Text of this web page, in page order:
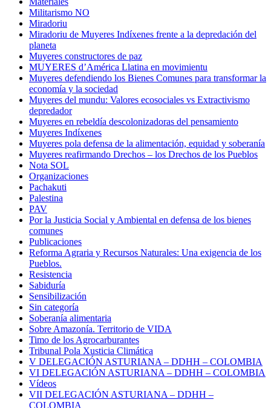
Militarismo NO
Miradoriu
Miradoriu de Muyeres Indíxenes frente a la depredación del
planeta
Muyeres constructores de paz
MUYERES d’América Llatina en movimientu
Muyeres defendiendo los Bienes Comunes para transformar la
economía y la sociedad
Muyeres del mundu: Valores ecosociales vs Extractivismo
depredador
Muyeres en rebeldía descolonizadoras del pensamiento
Muyeres Indíxenes
Muyeres pola defensa de la alimentación, equidad y soberanía
Muyeres reafirmando Drechos – los Drechos de los Pueblos
Nota SOL
Organizaciones
Pachakuti
Palestina
PAV
Por la Justicia Social y Ambiental en defensa de los bienes
comunes
Publicaciones
Reforma Agraria y Recursos Naturales: Una exigencia de los
Pueblos.
Resistencia
Sabiduría
Sensibilización
Sin categoría
Soberanía alimentaria
Sobre Amazonía. Territorio de VIDA
Timo de los Agrocarburantes
Tribunal Pola Xusticia Climática
V DELEGACIÓN ASTURIANA – DDHH – COLOMBIA
VI DELEGACIÓN ASTURIANA – DDHH – COLOMBIA
Vídeos
VII DELEGACIÓN ASTURIANA – DDHH –
COLOMBIA